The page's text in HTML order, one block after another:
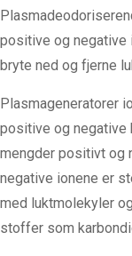
positive og negative
bryte ned og fjerne
Plasmageneratorer
positive og negative
mengder positivt og
negative ionene er
med luktmolekyler
stoffer som